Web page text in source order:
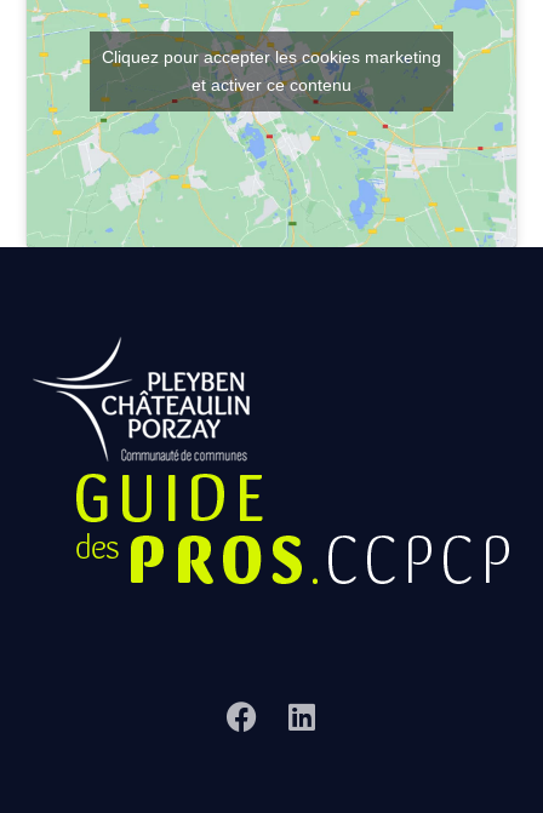
Cliquez pour accepter les cookies marketing
et activer ce contenu